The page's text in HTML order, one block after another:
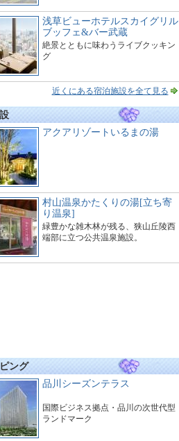
浅草ビューホテルスカイグリル
ブッフェ&バー武蔵
絶景とともに味わうライブクッキン
グ
近くにある宿泊施設を全て見る
アクアリゾートいるまの湯
村山温泉かたくりの湯[立ち寄
り温泉]
緑豊かな雑木林が残る、狭山丘陵西
端部に立つ公共温泉施設。
ング
品川シーズンテラス
国際ビジネス拠点・品川の次世代型
ランドマーク